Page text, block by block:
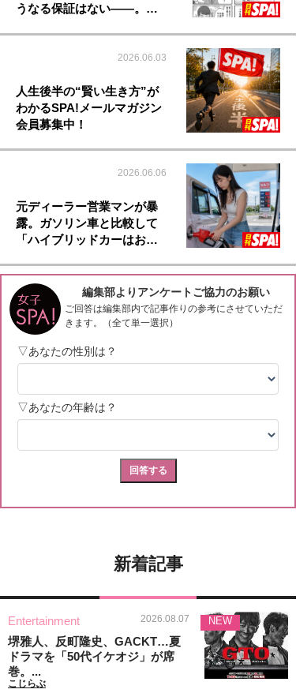
うなる保証はない――。…
2026.06.03
人生後半の“賢い生き方”が
わかるSPA!メールマガジン
会員募集中！
2026.06.06
元ディーラー営業マンが暴
露。ガソリン車と比較して
「ハイブリッドカーはお…
新着記事
Entertainment 2026.08.07
堺雅人、反町隆史、GACKT…夏
ドラマを「50代イケオジ」が席
巻。...
こじらぶ
NEW